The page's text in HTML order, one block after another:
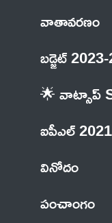
వాతావరణం
బడ్జెట్
🌟 వాట్సాప్
ఐపీఎల్ 2021
వినోదం
పంచాంగం